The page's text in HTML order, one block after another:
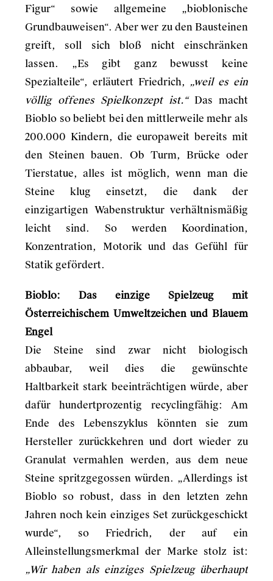
Figur“ sowie allgemeine „bioblonische
Grundbauweisen“. Aber wer zu den Bausteinen
greift, soll sich bloß nicht einschränken
lassen. „Es gibt ganz bewusst keine
Spezialteile“, erläutert Friedrich, „weil es ein
völlig offenes Spielkonzept ist.“Das macht
Bioblo so beliebt bei den mittlerweile mehr als
200.000 Kindern, die europaweit bereits mit
den Steinen bauen. Ob Turm, Brücke oder
Tierstatue, alles ist möglich, wenn man die
Steine klug einsetzt, die dank der
einzigartigen Wabenstruktur verhältnismäßig
leicht sind. So werden Koordination,
Konzentration, Motorik und das Gefühl für
Statik gefördert.
Bioblo: Das einzige Spielzeug mit
Österreichischem Umweltzeichen und Blauem
Engel
Die Steine sind zwar nicht biologisch
abbaubar, weil dies die gewünschte
Haltbarkeit stark beeinträchtigen würde, aber
dafür hundertprozentig recyclingfähig: Am
Ende des Lebenszyklus könnten sie zum
Hersteller zurückkehren und dort wieder zu
Granulat vermahlen werden, aus dem neue
Steine spritzgegossen würden. „Allerdings ist
Bioblo so robust, dass in den letzten zehn
Jahren noch kein einziges Set zurückgeschickt
wurde“, so Friedrich, der auf ein
Alleinstellungsmerkmal der Marke stolz ist:
„Wir haben als einziges Spielzeug überhaupt